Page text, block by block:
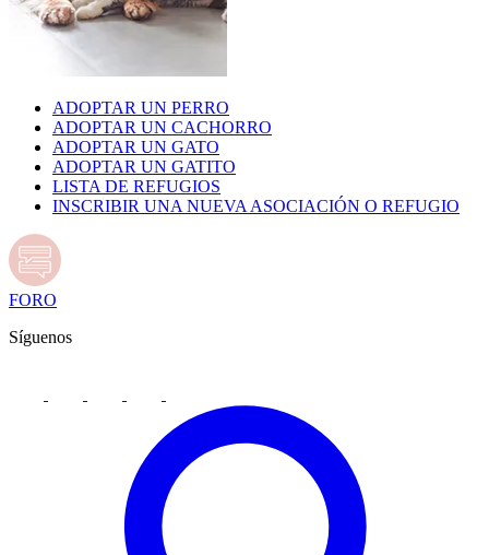
ADOPTAR UN PERRO
ADOPTAR UN CACHORRO
ADOPTAR UN GATO
ADOPTAR UN GATITO
LISTA DE REFUGIOS
INSCRIBIR UNA NUEVA ASOCIACIÓN O REFUGIO
FORO
Síguenos